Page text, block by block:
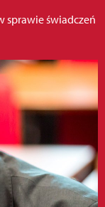
sprawie świadczeń